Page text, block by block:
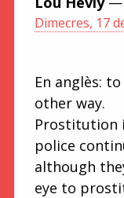
Dimecres, 17
En anglès:
other way.
Prostitution
police
although
eye to